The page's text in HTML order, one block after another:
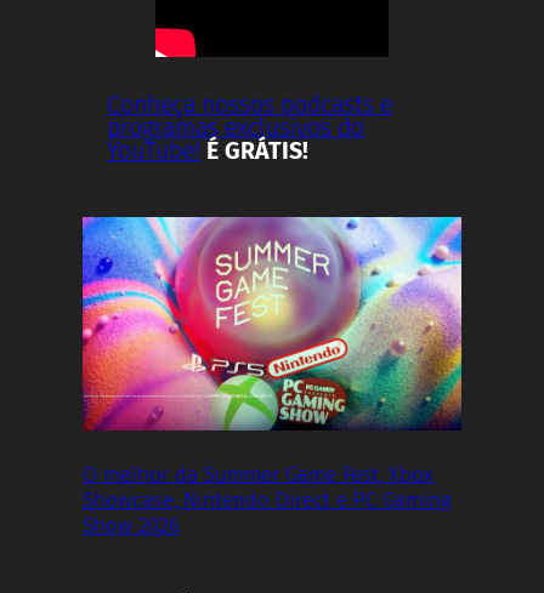
Conheça nossos podcasts e
programas exclusivos do
YouTube! É GRÁTIS!
O melhor da Summer Game Fest, Xbox
Showcase, Nintendo Direct e PC Gaming
Show 2026